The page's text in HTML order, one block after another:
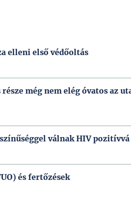
elleni első védőoltás
még nem elég óvatos az
válnak HIV pozitívvá
és fertőzések